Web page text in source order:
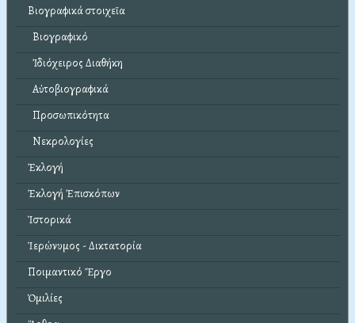
Βιογραφικά στοιχεῖα
Βιογραφικό
Ἰδιόχειρος Διαθήκη
Αὐτοβιογραφικά
Προσωπικότητα
Νεκρολογίες
Ἐκλογή
Ἐκλογή Ἐπισκόπων
Ἱστορικά
Ἱερώνυμος - Δικτατορία
Ποιμαντικό Ἔργο
Ὁμιλίες